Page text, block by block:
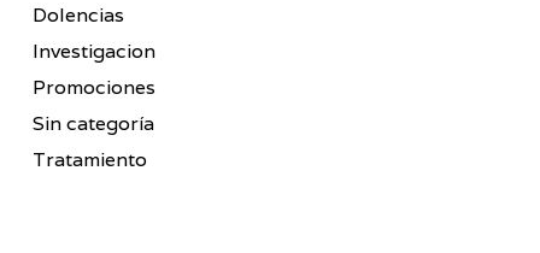
Dolencias
Investigacion
Promociones
Sin categoría
Tratamiento